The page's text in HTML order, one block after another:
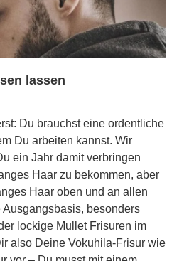
lassen
Du brauchst eine ordentliche
Du arbeiten kannst. Wir
ein Jahr damit verbringen
Haar zu bekommen, aber
Haar oben und an allen
besonders
lockige Mullet Frisuren im
also Deine Vokuhila-Frisur wie